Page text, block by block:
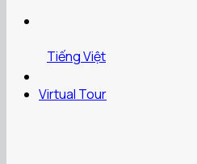
Tiếng Việt
Virtual Tour